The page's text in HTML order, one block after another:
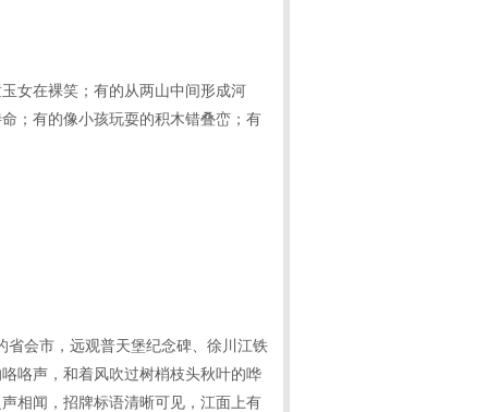
女在裸笑；有的从两山中间形成河
；有的像小孩玩耍的积木错叠峦；有
会市，远观普天堡纪念碑、徐川江铁
咯声，和着风吹过树梢枝头秋叶的哗
相闻，招牌标语清晰可见，江面上有